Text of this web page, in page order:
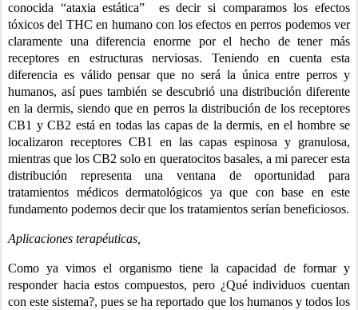
conocida “ataxia estática”  es decir si comparamos los efectos
tóxicos del THC en humano con los efectos en perros podemos ver
claramente una diferencia enorme por el hecho de tener más
receptores en estructuras nerviosas. Teniendo en cuenta esta
diferencia es válido pensar que no será la única entre perros y
humanos, así pues también se descubrió una distribución diferente
en la dermis, siendo que en perros la distribución de los receptores
CB1 y CB2 está en todas las capas de la dermis, en el hombre se
localizaron receptores CB1 en las capas espinosa y granulosa,
mientras que los CB2 solo en queratocitos basales, a mi parecer esta
distribución representa una ventana de oportunidad para
tratamientos médicos dermatológicos ya que con base en este
fundamento podemos decir que los tratamientos serían beneficiosos.
Aplicaciones terapéuticas,
Como ya vimos el organismo tiene la capacidad de formar y
responder hacia estos compuestos, pero ¿Qué individuos cuentan
con este sistema?, pues se ha reportado que los humanos y todos los